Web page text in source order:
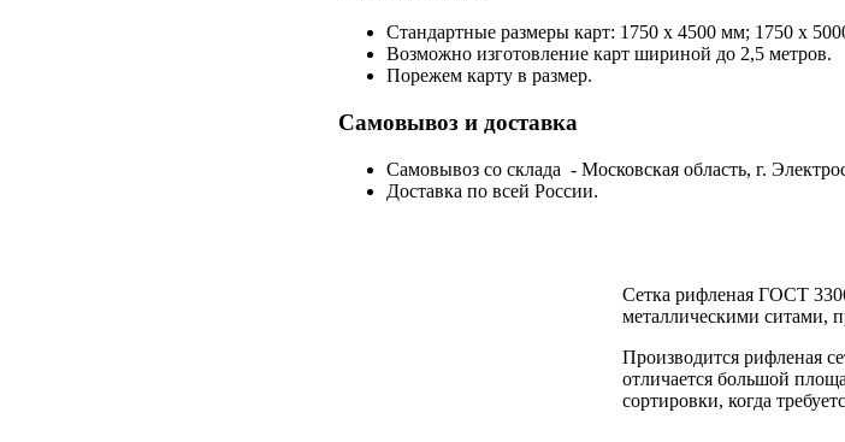
Стандартные размеры карт: 1750 х 4500 мм; 1750 х
Возможно изготовление карт шириной до 2,5 метров.
Порежем карту в размер.
Самовывоз и доставка
Самовывоз со склада - Московская область, г.
Доставка по всей России.
Сетка рифленая ГОСТ
металлическими ситами,
Производится рифленая
отличается большой
сортировки, когда